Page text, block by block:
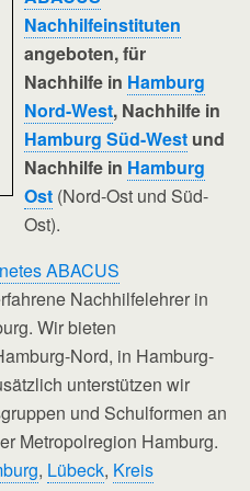
Nachhilfeinstituten
angeboten, für
Nachhilfe in Hamburg
Nord-West, Nachhilfe in
Hamburg Süd-West und
Nachhilfe in Hamburg
Ost (Nord-Ost und Süd-
Ost).
ABACUS
Nachhilfelehrer in
Wir bieten
Nord, in Hamburg-
unterstützen wir
und Schulformen an
Metropolregion Hamburg.
, Lübeck, Kreis